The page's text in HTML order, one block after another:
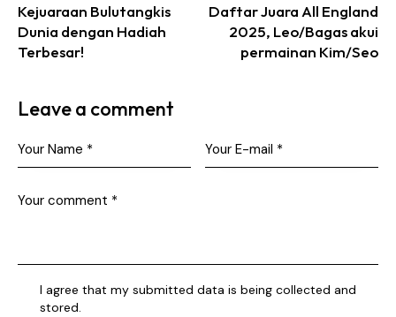
Kejuaraan Bulutangkis
Dunia dengan Hadiah
Terbesar!
Daftar Juara All England
2025, Leo/Bagas akui
permainan Kim/Seo
Leave a comment
I agree that my submitted data is being collected and
stored.